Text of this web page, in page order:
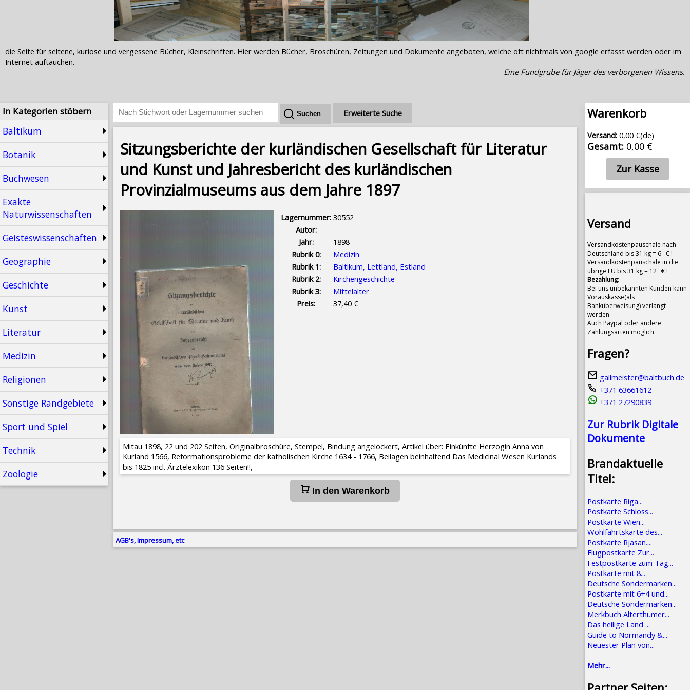
die Seite für seltene, kuriose und vergessene Bücher, Kleinschriften. Hier werden Bücher, Broschüren, Zeitungen und Dokumente angeboten, welche oft nichtmals von google erfasst werden oder im
Internet auftauchen.
Eine Fundgrube für Jäger des verborgenen Wissens.
In Kategorien stöbern
Baltikum
Botanik
Buchwesen
Exakte
Naturwissenschaften
Geisteswissenschaften
Geographie
Geschichte
Kunst
Literatur
Medizin
Religionen
Sonstige Randgebiete
Sport und Spiel
Technik
Zoologie
Warenkorb
Versand: 0,00 €(de)
Gesamt: 0,00 €
Zur Kasse
Versand
Versandkostenpauschale nach
Deutschland bis 31 kg = 6 € !
Versandkostenpauschale in die
übrige EU bis 31 kg = 12 € !
Bezahlung:
Bei uns unbekannten Kunden kann
Vorauskasse(als
Banküberweisung) verlangt
werden.
Auch Paypal oder andere
Zahlungsarten möglich.
Fragen?
gallmeister@baltbuch.de
+371 63661612
+371 27290839
Zur Rubrik Digitale
Dokumente
Brandaktuelle
Titel:
Postkarte Riga...
Postkarte Schloss...
Postkarte Wien...
Wohlfahrtskarte des...
Postkarte Rjasan....
Flugpostkarte Zur...
Festpostkarte zum Tag...
Postkarte mit 8...
Deutsche Sondermarken...
Postkarte mit 6+4 und...
Deutsche Sondermarken...
Merkbuch Alterthümer...
Das heilige Land ...
Guide to Normandy &...
Neuester Plan von...
Mehr...
Erweiterte Suche
Sitzungsberichte der kurländischen Gesellschaft für Literatur
und Kunst und Jahresbericht des kurländischen
Provinzialmuseums aus dem Jahre 1897
Lagernummer: 30552
Autor:
Jahr:
1898
Rubrik 0:
Medizin
Rubrik 1:
Baltikum, Lettland, Estland
Rubrik 2:
Kirchengeschichte
Rubrik 3:
Mittelalter
Preis:
37,40 €
Mitau 1898, 22 und 202 Seiten, Originalbroschüre, Stempel, Bindung angelockert, Artikel über: Einkünfte Herzogin Anna von
Kurland 1566, Reformationsprobleme der katholischen Kirche 1634 - 1766, Beilagen beinhaltend Das Medicinal Wesen Kurlands
bis 1825 incl. Ärztelexikon 136 Seiten!!,
In den Warenkorb
AGB's, Impressum, etc